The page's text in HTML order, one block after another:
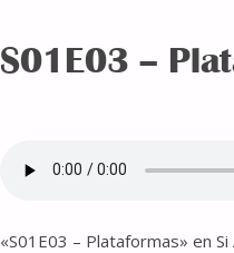
S01E03 –
«S01E03 – Plataformas» en